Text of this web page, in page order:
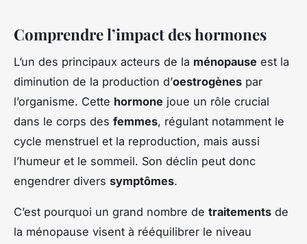
Comprendre l’impact des hormones
L’un des principaux acteurs de la ménopause est la
diminution de la production d’oestrogènes par
l’organisme. Cette hormone joue un rôle crucial
dans le corps des femmes, régulant notamment le
cycle menstruel et la reproduction, mais aussi
l’humeur et le sommeil. Son déclin peut donc
engendrer divers symptômes.
C’est pourquoi un grand nombre de traitements de
la ménopause visent à rééquilibrer le niveau